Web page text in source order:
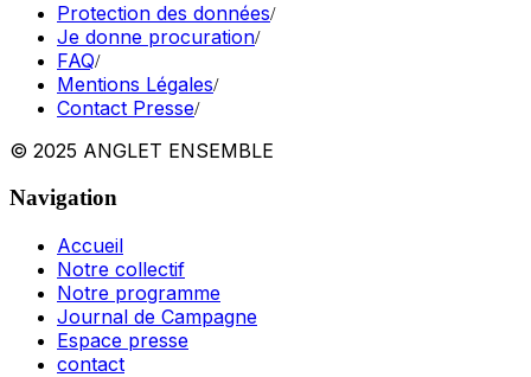
Protection des données/
Je donne procuration/
FAQ/
Mentions Légales/
Contact Presse/
© 2025 ANGLET ENSEMBLE
Navigation
Accueil
Notre collectif
Notre programme
Journal de Campagne
Espace presse
contact